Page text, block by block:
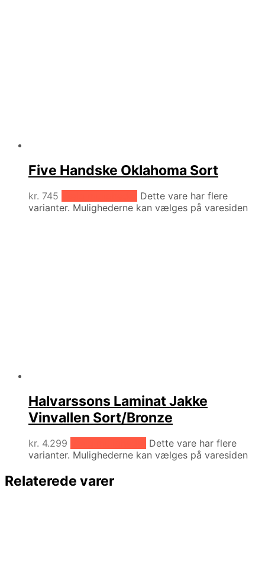
Five Handske Oklahoma Sort
kr. 745
Dette vare har flere
varianter. Mulighederne kan vælges på varesiden
Halvarssons Laminat Jakke
Vinvallen Sort/Bronze
kr. 4.299
Dette vare har flere
varianter. Mulighederne kan vælges på varesiden
Relaterede varer